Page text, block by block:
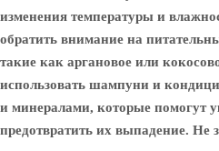
изменения температуры и
обратить внимание на
такие как аргановое или
использовать шампуни и
и минералами, которые помогут
предотвратить их выпадение. Не